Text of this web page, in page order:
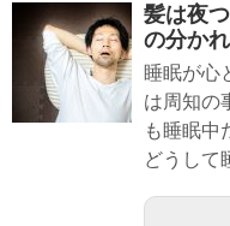
髪は夜
の分かれ
睡眠が心
は周知の
も睡眠中
どうして